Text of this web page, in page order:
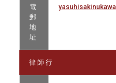
電
郵
地
址
律 師 行